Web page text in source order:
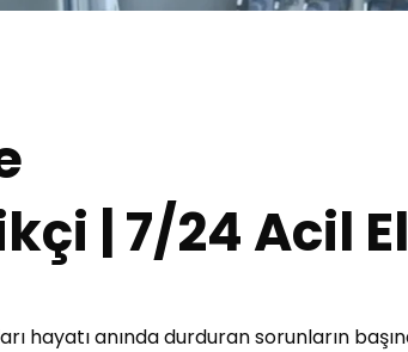
| 7/24 Acil
hayatı anında durduran sorunların